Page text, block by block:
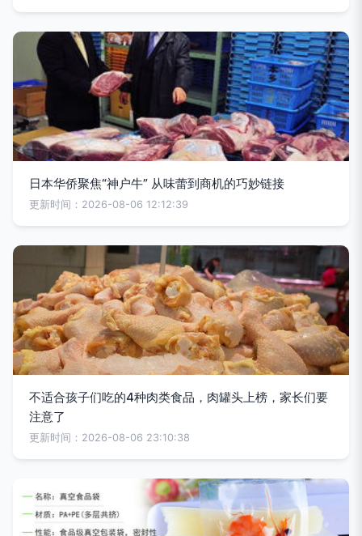
日本华侨聚焦“神户牛” 从味蕾到商机的巧妙链接
更新时间：2026-08-06 12:12:39
不适合孩子们吃的4种肉类食品，肉罐头上榜，家长们要
注意了
更新时间：2026-08-06 23:10:38